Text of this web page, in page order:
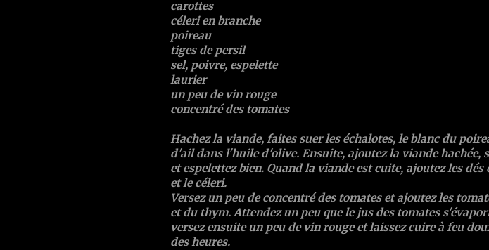
carottes
céleri en branche
poireau
tiges de persil
sel, poivre, espelette
laurier
un peu de vin rouge
concentré des tomates
Hachez la viande, faites suer les échalotes, le blanc du
d'ail dans l'huile d'olive. Ensuite, ajoutez la viande hachée,
et espelettez bien. Quand la viande est cuite, ajoutez les dés
et le céleri.
Versez un peu de concentré des tomates et ajoutez les
et du thym. Attendez un peu que le jus des tomates
versez ensuite un peu de vin rouge et laissez cuire à feu
des heures.